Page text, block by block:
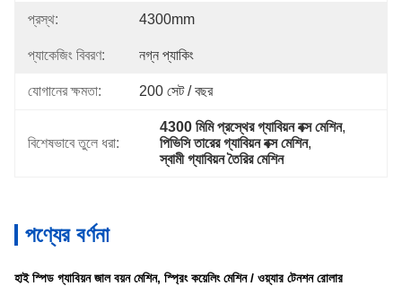
প্রস্থ: 4300mm
প্যাকেজিং বিবরণ: নগ্ন প্যাকিং
যোগানের ক্ষমতা: 200 সেট / বছর
বিশেষভাবে তুলে ধরা:
4300 মিমি প্রস্থের গ্যাবিয়ন বক্স মেশিন,
পিভিসি তারের গ্যাবিয়ন বক্স মেশিন,
স্বামী গ্যাবিয়ন তৈরির মেশিন
পণ্যের বর্ণনা
হাই স্পিড গ্যাবিয়ন জাল বয়ন মেশিন, স্প্রিং কয়েলিং মেশিন / ওয়্যার টেনশন রোলার